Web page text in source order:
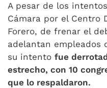
A pesar de los
Cámara por el Centro
Forero, de frenar el
adelantan empleados
su intento fue
estrecho, con 10
que lo respaldaron.